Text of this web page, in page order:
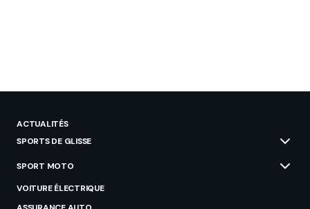
ACTUALITÉS
SPORTS DE GLISSE
SPORT MOTO
VOITURE ÉLECTRIQUE